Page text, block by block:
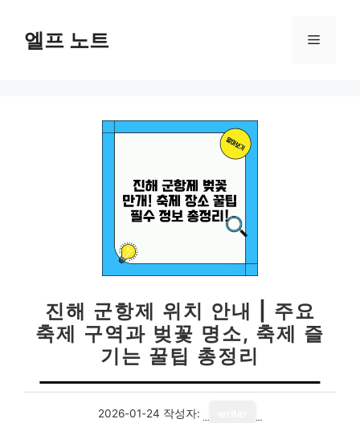
엘프 노트 메
진해 군항제 위치 안내 | 주요
축제 구역과 벚꽃 명소, 축제 즐
기는 꿀팁 총정리
2026-01-24 작성자: